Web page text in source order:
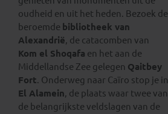
oudheid en uit het heden. Bezoek de
beroemde bibliotheek van
Alexandrië, de catacomben van
Kom el Shoqafa en het aan de
Middellandse Zee gelegen Qaitbey
Fort. Onderweg naar Caïro stop je in
El Alamein, de plaats waar twee van
de belangrijkste veldslagen van de